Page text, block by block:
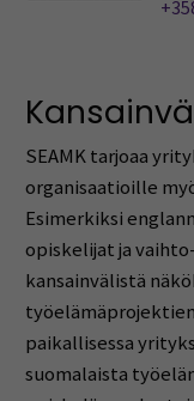
SEAMK tarjoaa
organisaatioille
Esimerkiksi
opiskelijat ja
kansainvälistä
paikallisessa
suomalaista